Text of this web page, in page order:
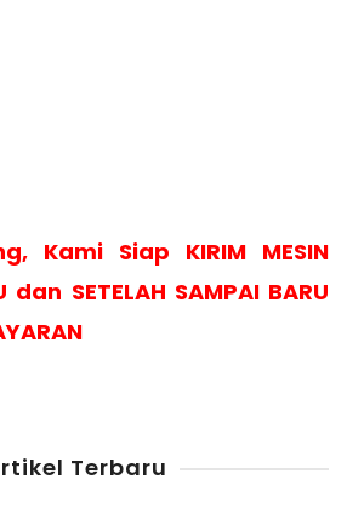
Kami Siap KIRIM MESIN
dan SETELAH SAMPAI BARU
Terbaru